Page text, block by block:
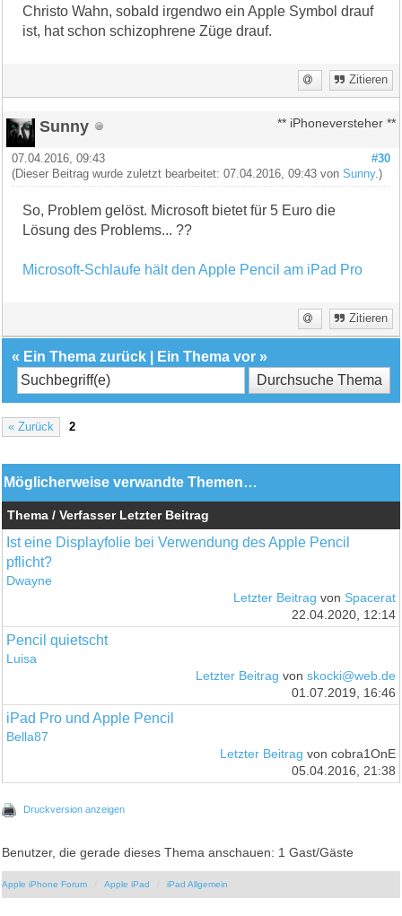
Christo Wahn, sobald irgendwo ein Apple Symbol drauf
ist, hat schon schizophrene Züge drauf.
Zitieren
Sunny ** iPhoneversteher **
#30
07.04.2016, 09:43
(Dieser Beitrag wurde zuletzt bearbeitet: 07.04.2016, 09:43 vonSunny.)
So, Problem gelöst. Microsoft bietet für 5 Euro die
Lösung des Problems... ??
Microsoft-Schlaufe hält den Apple Pencil am iPad Pro
Zitieren
« Ein Thema zurück Ein Thema vor »
« Zurück 2
Möglicherweise verwandte Themen…
Thema / Verfasser Letzter Beitrag
Ist eine Displayfolie bei Verwendung des Apple Pencil
pflicht?
Dwayne
Letzter Beitrag von Spacerat
22.04.2020, 12:14
Pencil quietscht
Luisa
Letzter Beitrag von skocki@web.de
01.07.2019, 16:46
iPad Pro und Apple Pencil
Bella87
Letzter Beitrag von cobra1OnE
05.04.2016, 21:38
Druckversion anzeigen
Benutzer, die gerade dieses Thema anschauen: 1 Gast/Gäste
Apple iPhone Forum Apple iPad iPad Allgemein